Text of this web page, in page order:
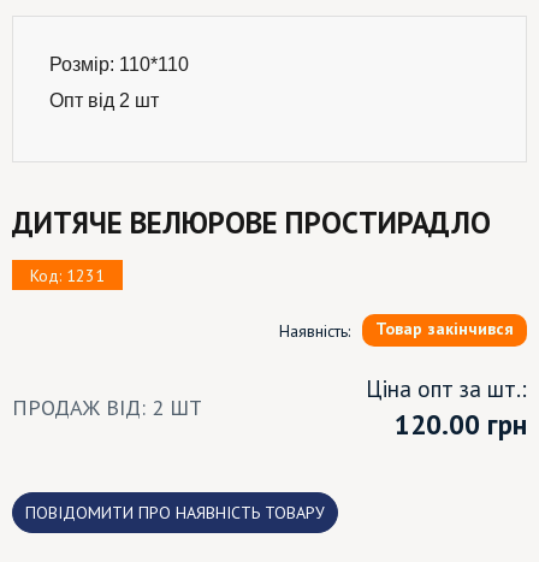
Розмір: 110*110
Опт від 2 шт
ДИТЯЧЕ ВЕЛЮРОВЕ ПРОСТИРАДЛО
Код: 1231
Наявність: Товар закінчився
ПРОДАЖ ВІД: 2 ШТ
Ціна опт за шт.:
120.00 грн
ПОВІДОМИТИ ПРО НАЯВНІСТЬ ТОВАРУ